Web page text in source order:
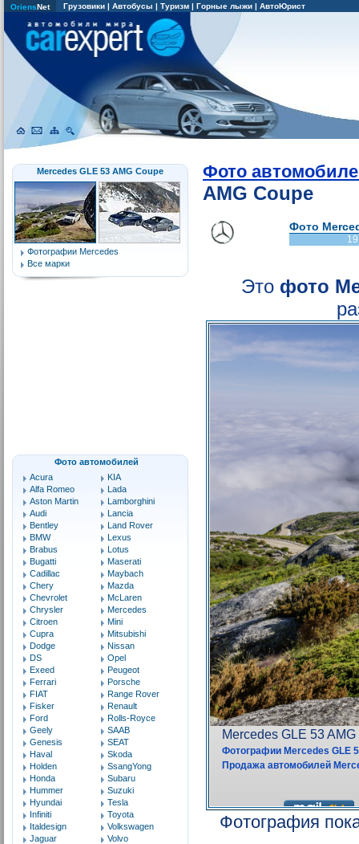
OriensNet Грузовики | Автобусы | Туризм | Горные лыжи | АвтоЮрист
Mercedes GLE 53 AMG Coupe
Фотографии Mercedes
Все марки
Фото автомобилей
Acura
Alfa Romeo
Aston Martin
Audi
Bentley
BMW
Brabus
Bugatti
Cadillac
Chery
Chevrolet
Chrysler
Citroen
Cupra
Dodge
DS
Exeed
Ferrari
FIAT
Fisker
Ford
Geely
Genesis
Haval
Holden
Honda
Hummer
Hyundai
Infiniti
Italdesign
Jaguar
KIA
Lada
Lamborghini
Lancia
Land Rover
Lexus
Lotus
Maserati
Maybach
Mazda
McLaren
Mercedes
Mini
Mitsubishi
Nissan
Opel
Peugeot
Porsche
Range Rover
Renault
Rolls-Royce
SAAB
SEAT
Skoda
SsangYong
Subaru
Suzuki
Tesla
Toyota
Volkswagen
Volvo
Фото
AMG Coupe
Фото
Это фото
Фотография